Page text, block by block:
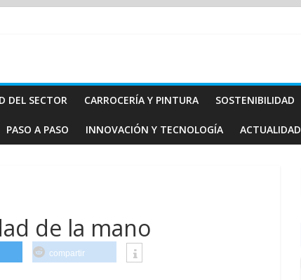
DEL SECTOR CARROCERÍA Y PINTURA SOSTENIBILIDAD
PASO A PASO INNOVACIÓN Y TECNOLOGÍA ACTUALIDAD
de la mano
compartir